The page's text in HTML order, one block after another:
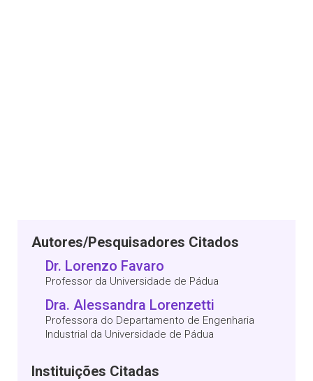
Autores/Pesquisadores Citados
Dr. Lorenzo Favaro
Professor da Universidade de Pádua
Dra. Alessandra Lorenzetti
Professora do Departamento de Engenharia
Industrial da Universidade de Pádua
Instituições Citadas